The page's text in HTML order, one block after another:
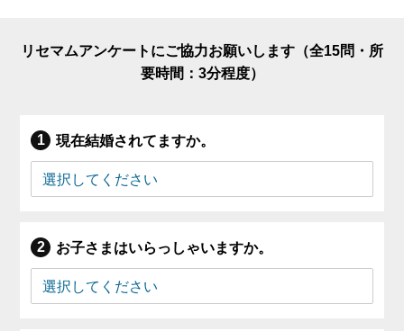
リセマムアンケートにご協力お願いします（全15問・所
要時間：3分程度）
現在結婚されてますか。
お子さまはいらっしゃいますか。